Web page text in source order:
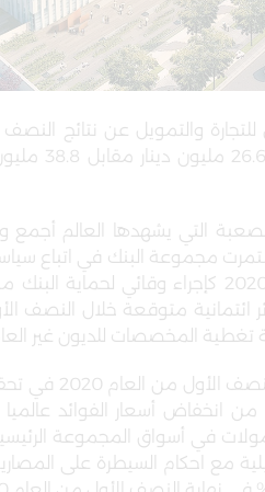
التي يشهدها العالم
مجموعة البنك في اتباع
تغطية المخصصات للديون غير
من انخفاض أسعار الفوائد
في أسواق المجموعة
مع احكام السيطرة على